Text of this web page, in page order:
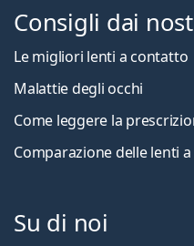
Consigli dai
Le migliori lenti a contatto
Malattie degli occhi
Come leggere la
Comparazione delle lenti
Su di noi